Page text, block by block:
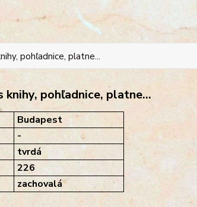
pohľadnice, platne...
knihy, pohľadnice, platne...
Budapest
-
tvrdá
226
zachovalá